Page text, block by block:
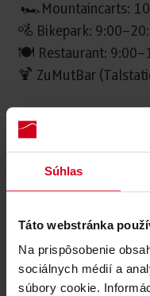
Súhlas
Táto webstránka
Na prispôsobenie
sociálnych médií a
súbory cookie.
🏎️Mountaincarts:
🚵 Bikepark:
🍽️ Restaurant:
🍹 ZuMutBar
Mehr Zeit für Berg,
gemütliche
Muttereralm!
der Schlange zu
steht ein
einfachen Zugang